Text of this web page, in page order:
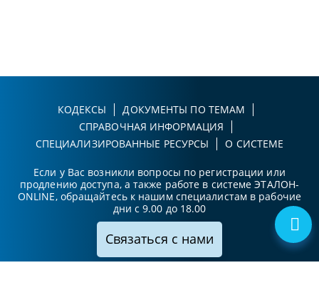
КОДЕКСЫ
ДОКУМЕНТЫ ПО ТЕМАМ
СПРАВОЧНАЯ ИНФОРМАЦИЯ
СПЕЦИАЛИЗИРОВАННЫЕ РЕСУРСЫ
О СИСТЕМЕ
Если у Вас возникли вопросы по регистрации или
продлению доступа, а также работе в системе ЭТАЛОН-
ONLINE, обращайтесь к нашим специалистам в рабочие
дни с 9.00 до 18.00
Связаться с нами